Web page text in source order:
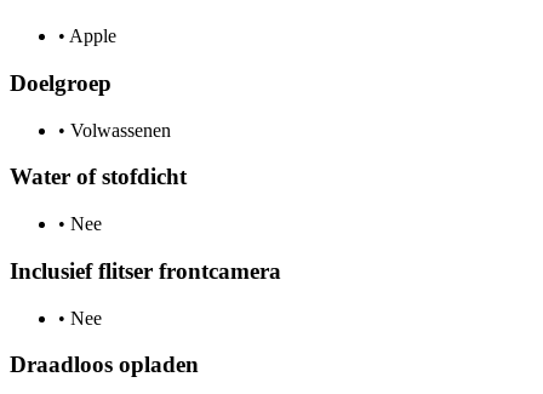
• Apple
Doelgroep
• Volwassenen
Water of stofdicht
• Nee
Inclusief flitser frontcamera
• Nee
Draadloos opladen